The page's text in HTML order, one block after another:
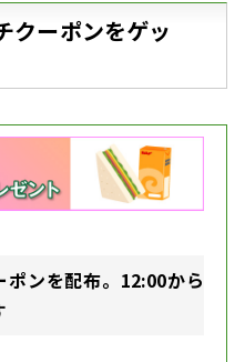
クーポンをゲッ
ンを配布。12:00から